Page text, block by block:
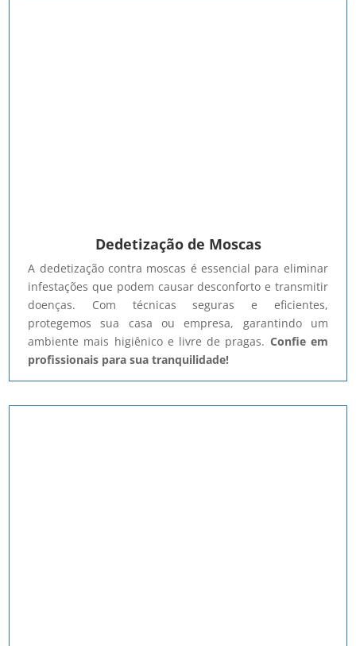
Dedetização de Moscas
A dedetização contra moscas é essencial para eliminar
infestações que podem causar desconforto e transmitir
doenças. Com técnicas seguras e eficientes,
protegemos sua casa ou empresa, garantindo um
ambiente mais higiênico e livre de pragas. Confie em
profissionais para sua tranquilidade!